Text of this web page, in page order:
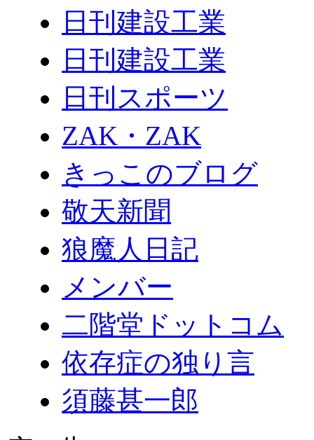
日刊建設工業
日刊建設工業
日刊スポーツ
ZAK・ZAK
きっこのブログ
敬天新聞
狼魔人日記
メンバー
二階堂ドットコム
依存症の独り言
須藤甚一郎